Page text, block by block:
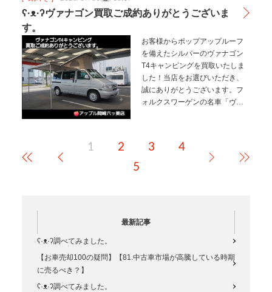
て乗る人がいる部品取りとして
ʕ·ᴥ·ʔヴァナゴン買取ご成約ありがとうございま
す。
お客様からポップアップルーフ
を備えたシルバーのヴァナゴン
T4キャンピングを買取いたしま
した！⁡⁡⁡⁡当店をお選びいただき、
誠にありがとうございます。⁡⁡​フ
ォルクスワーゲンの名車「ヴァ
てくれる特徴的な…
1 2 3
4
5
最新記事
ʕ·ᴥ·ʔ調べてみました。
【お車売却100の疑問】【81.中古車市場が高騰している時期
に売るべき？】
ʕ·ᴥ·ʔ調べてみました。